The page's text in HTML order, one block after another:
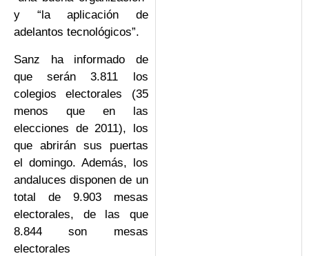
y “la aplicación de
adelantos tecnológicos”.
Sanz ha informado de
que serán 3.811 los
colegios electorales (35
menos que en las
elecciones de 2011), los
que abrirán sus puertas
el domingo. Además, los
andaluces disponen de un
total de 9.903 mesas
electorales, de las que
8.844 son mesas
electorales